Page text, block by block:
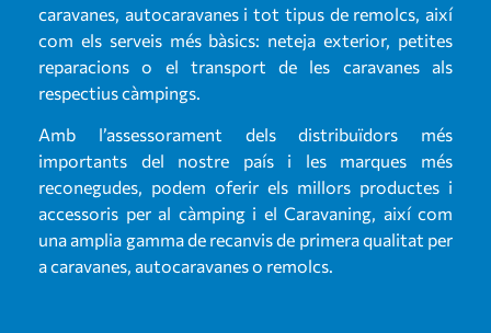
caravanes, autocaravanes i tot tipus de remolcs, així
com els serveis més bàsics: neteja exterior, petites
reparacions o el transport de les caravanes als
respectius càmpings.
Amb l’assessorament dels distribuïdors més
importants del nostre país i les marques més
reconegudes, podem oferir els millors productes i
accessoris per al càmping i el Caravaning, així com
una amplia gamma de recanvis de primera qualitat per
a caravanes, autocaravanes o remolcs.